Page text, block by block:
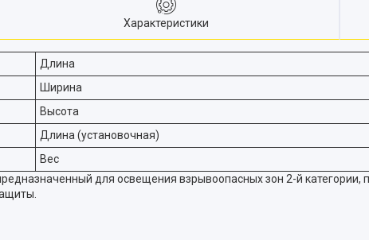
Характеристики
Длина
Ширина
Высота
Длина (установочная)
Вес
для освещения взрывоопасных зон 2-й